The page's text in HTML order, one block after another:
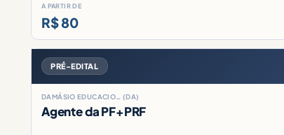
A PARTIR DE
R$ 80
PRÉ-EDITAL
DAMÁSIO EDUCACIO… (DA)
Agente da PF+PRF